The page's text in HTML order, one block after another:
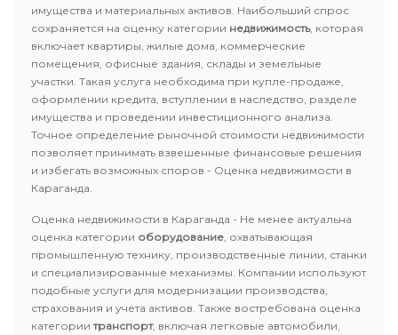
имущества и материальных активов. Наибольший спрос
сохраняется на оценку категории недвижимость, которая
включает квартиры, жилые дома, коммерческие
помещения, офисные здания, склады и земельные
участки. Такая услуга необходима при купле-продаже,
оформлении кредита, вступлении в наследство, разделе
имущества и проведении инвестиционного анализа.
Точное определение рыночной стоимости недвижимости
позволяет принимать взвешенные финансовые решения
и избегать возможных споров - Оценка недвижимости в
Караганда.
Оценка недвижимости в Караганда - Не менее актуальна
оценка категории оборудование, охватывающая
промышленную технику, производственные линии, станки
и специализированные механизмы. Компании используют
подобные услуги для модернизации производства,
страхования и учета активов. Также востребована оценка
категориитранспорт, включая легковые автомобили,